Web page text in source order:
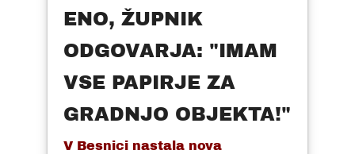
ENO, ŽUPNIK
ODGOVARJA: "IMAM
VSE PAPIRJE ZA
GRADNJO OBJEKTA!"
V Besnici nastala nova